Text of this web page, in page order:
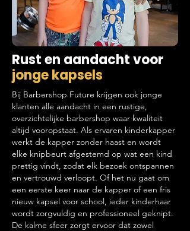
Rust en aandacht voor
jonge kapsels
Bij Barbershop Future krijgen ook jonge
klanten alle aandacht in een rustige,
overzichtelijke barbershop waar kwaliteit
altijd vooropstaat. Als ervaren kinderkapper
werkt de kapper zonder haast en wordt
elke knipbeurt afgestemd op wat een kind
prettig vindt, zodat elk bezoek ontspannen
en vertrouwd verloopt. Of het nu gaat om
een eerste keer naar de kapper of een fris
nieuw kapsel voor school, ieder kinderhaar
wordt zorgvuldig en professioneel geknipt.
De kalme sfeer zorgt ervoor dat zowel